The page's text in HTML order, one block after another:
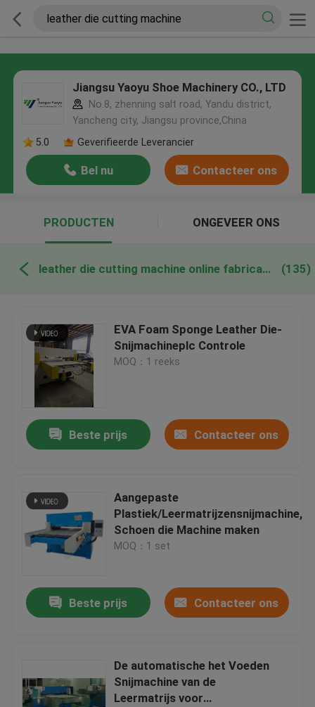
Jiangsu Yaoyu Shoe Machinery CO., LTD
No.8, zhenning salt road, Yandu district,
Yancheng city, Jiangsu province,China
5.0
Geverifieerde Leverancier
Bel nu Contacteer ons
PRODUCTEN ONGEVEER ONS
leather die cutting machine online fabricage (135)
EVA Foam Sponge Leather Die-
Snijmachineplc Controle
MOQ：1 reeks
Beste prijs Contacteer ons
Aangepaste
Plastiek/Leermatrijzensnijmachine,
Schoen die Machine maken
MOQ：1 set
Beste prijs Contacteer ons
De automatische het Voeden
Snijmachine van de
Leermatrijs voor